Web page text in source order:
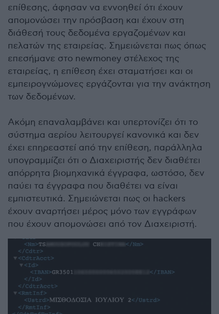
επίθεσης, άφησαν να εννοηθεί ότι έχουν
απομονώσει την πρόσβαση και έχουν στη
διάθεσή τους δεδομένα εργαζομένων και
πελατών της εταιρείας. Σημειώνεται πως όπως
επεσήμανε στο newmoney στέλεχος της
εταιρείας, η επίθεση έχει σταματήσει και οι
εμπειρογνώμονες εργάζονται για την ανάκτηση
των δεδομένων.
Ακόμη επαναλαμβάνει και υπερτονίζει ότι το
σύστημα αερίου λειτουργεί κανονικά και δεν
έχει επηρεαστεί από την επίθεση, παράλληλα
υπογραμμίζει ότι ο Διαχειριστής δεν διαθέτει
απόρρητα βιομηχανικά έγγραφα, ωστόσο, δεν
παύει τα έγγραφα που διαθέτει να είναι
εμπιστευτικά. Σημειώνεται πως οι hackers
έχουν αναρτήσει μέρος μόνο των εγγράφων
που έχουν απομονώσει από τον Διαχειριστή.